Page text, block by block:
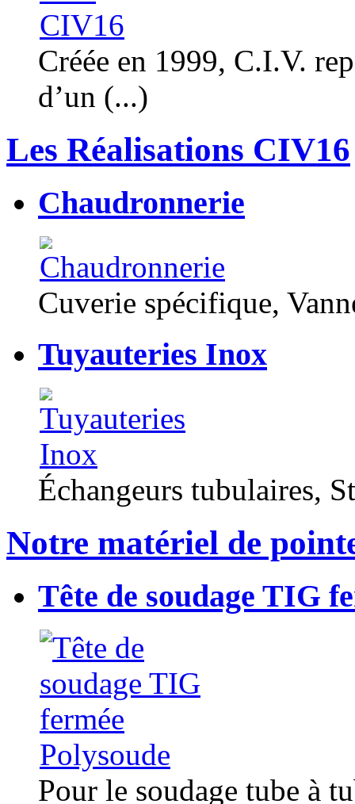
Créée en 1999, C.I.V.
d’un (...)
Les Réalisations CIV16
Chaudronnerie
Cuverie spécifique,
Tuyauteries Inox
Échangeurs tubulaires,
Notre matériel de
Tête de soudage TIG
Pour le soudage tube à